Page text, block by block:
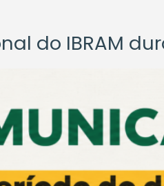
do IBRAM